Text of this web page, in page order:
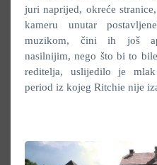
juri naprijed, okreće
kameru unutar
muzikom, čini ih još
nasilnijim, nego što bi to
reditelja, uslijedilo je
period iz kojeg Ritchie nije